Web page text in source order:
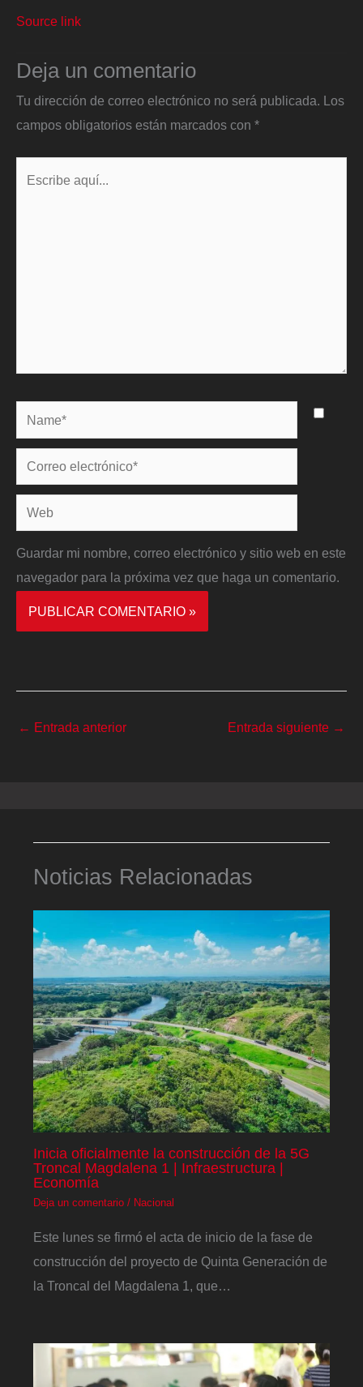
Source link
Deja un comentario
Tu dirección de correo electrónico no será publicada.
Los
campos obligatorios están marcados con *
Name*
Correo
electrónico*
Web
Guardar mi nombre, correo electrónico y sitio web en este
navegador para la próxima vez que haga un comentario.
← Entrada anterior Entrada siguiente →
Noticias Relacionadas
Inicia oficialmente la construcción de la 5G
Troncal Magdalena 1 | Infraestructura |
Economía
Deja un comentario / Nacional
Este lunes se firmó el acta de inicio de la fase de
construcción del proyecto de Quinta Generación de
la Troncal del Magdalena 1, que…